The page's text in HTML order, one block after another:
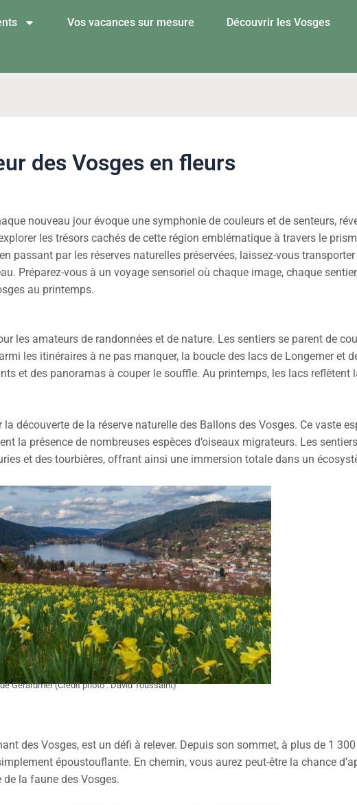
Vos vacances sur mesure Découvrir les Vosges
des Vosges en fleurs
nouveau jour évoque une symphonie de couleurs et de senteurs,
les trésors cachés de cette région emblématique à travers le
passant par les réserves naturelles préservées, laissez-vous
Préparez-vous à un voyage sensoriel où chaque image, chaque
au printemps.
les amateurs de randonnées et de nature. Les sentiers se parent de
les itinéraires à ne pas manquer, la boucle des lacs de Longemer et
et des panoramas à couper le souffle. Au printemps, les lacs reflètent
découverte de la réserve naturelle des Ballons des Vosges. Ce vaste
la présence de nombreuses espèces d’oiseaux migrateurs. Les
et des tourbières, offrant ainsi une immersion totale dans un
Gérardmer (Crédit photo : David Toussaint)
des Vosges, est un défi à relever. Depuis son sommet, à plus de 1
époustouflante. En chemin, vous aurez peut-être la chance
la faune des Vosges.